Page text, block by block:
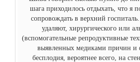
шага приходилось отдыхать, что я
сопровождать в верхний
удаляют, хирургического или
(вспомогательные репродуктивные
выявленных медиками причин и
бесплодия, вероятнее всего, на